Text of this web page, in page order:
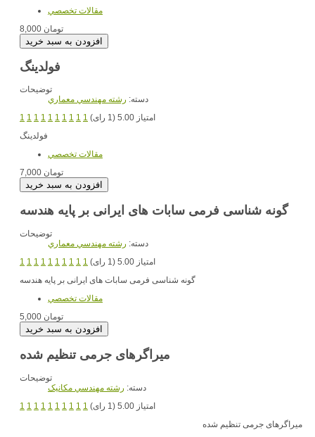
مقالات تخصصي
8,000 تومان
فولدینگ
توضیحات
دسته: رشته مهندسي معماري
1 1 1 1 1 1 1 1 1 1
امتیاز 5.00 (1 رای)
مقالات تخصصي
7,000 تومان
گونه شناسی فرمی سابات های ایرانی بر پایه هندسه
توضیحات
دسته: رشته مهندسي معماري
1 1 1 1 1 1 1 1 1 1
امتیاز 5.00 (1 رای)
مقالات تخصصي
5,000 تومان
میراگرهای جرمی تنظیم شده
توضیحات
دسته: رشته مهندسي مکانيک
1 1 1 1 1 1 1 1 1 1
امتیاز 5.00 (1 رای)
میراگرهای جرمی تنظیم شده